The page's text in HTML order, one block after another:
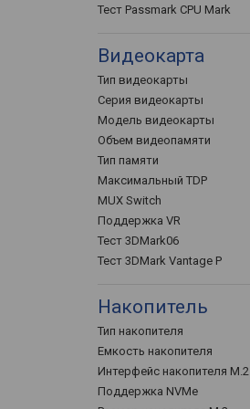
Тест Passmark CPU Mark
Видеокарта
Тип видеокарты
Серия видеокарты
Модель видеокарты
Объем видеопамяти
Тип памяти
Максимальный TDP
MUX Switch
Поддержка VR
Тест 3DMark06
Тест 3DMark Vantage P
Накопитель
Тип накопителя
Емкость накопителя
Интерфейс накопителя M.2
Поддержка NVMe